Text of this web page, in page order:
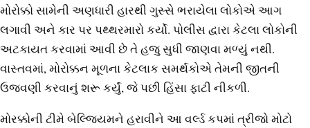
મોરોક્કો સામેની અણધારી હારથી ગુસ્સે ભરાયેલા લોકોએ આગ
લગાવી અને કાર પર પથ્થરમારો કર્યો. પોલીસ દ્વારા કેટલા લોકોની
અટકાયત કરવામાં આવી છે તે હજુ સુધી જાણવા મળ્યું નથી.
વાસ્તવમાં, મોરોક્કન મૂળના કેટલાક સમર્થકોએ તેમની જીતની
ઉજવણી કરવાનું શરૂ કર્યું, જે પછી હિંસા ફાટી નીકળી.
મોરક્કોની ટીમે બેલ્જિયમને હરાવીને આ વર્લ્ડ કપમાં ત્રીજો મોટો